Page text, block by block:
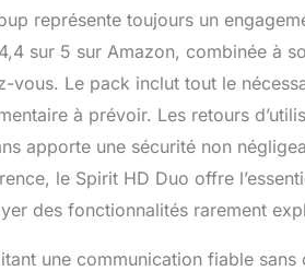
représente toujours un
sur 5 sur Amazon, combinée à
vous. Le pack inclut tout le
à prévoir. Les retours
apporte une sécurité non
le Spirit HD Duo offre
des fonctionnalités rarement
une communication fiable